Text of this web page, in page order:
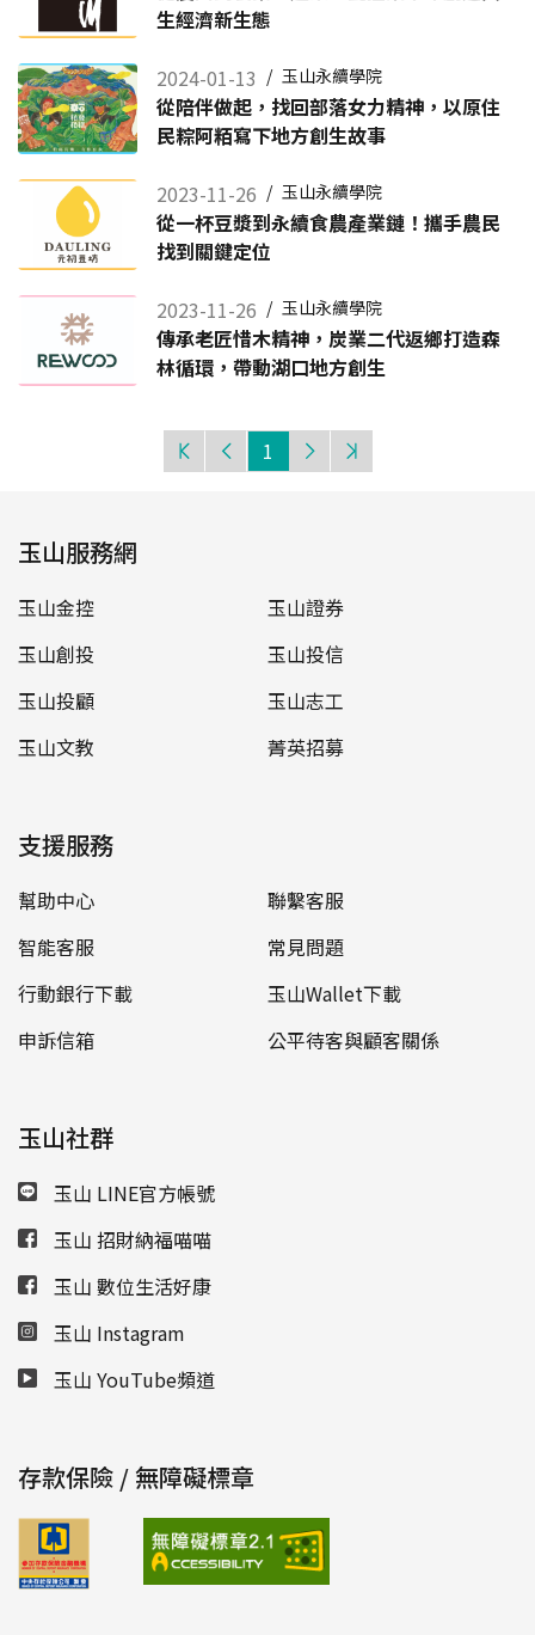
生經濟新生態
2024-01-13 / 玉山永續學院
從陪伴做起，找回部落女力精神，以原住
民粽阿粨寫下地方創生故事
2023-11-26 / 玉山永續學院
從一杯豆漿到永續食農產業鏈！攜手農民
找到關鍵定位
2023-11-26 / 玉山永續學院
傳承老匠惜木精神，炭業二代返鄉打造森
林循環，帶動湖口地方創生
1
玉山服務網
玉山金控
玉山證券
玉山創投
玉山投信
玉山投顧
玉山志工
玉山文教
菁英招募
支援服務
幫助中心
聯繫客服
智能客服
常見問題
行動銀行下載
玉山Wallet下載
申訴信箱
公平待客與顧客關係
玉山社群
玉山 LINE官方帳號
玉山 招財納福喵喵
玉山 數位生活好康
玉山 Instagram
玉山 YouTube頻道
存款保險 / 無障礙標章